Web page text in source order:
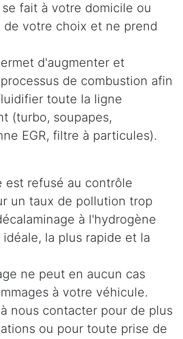
fait à votre domicile ou
votre choix et ne prend
d'augmenter et
de combustion afin
toute la ligne
(turbo, soupapes,
EGR, filtre à particules).
est refusé au contrôle
un taux de pollution trop
à l'hydrogène
la plus rapide et la
ne peut en aucun cas
à votre véhicule.
nous contacter pour de plus
ou pour toute prise de